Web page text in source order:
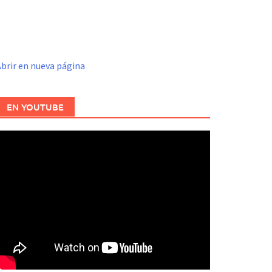
en nueva página
EN YOUTUBE